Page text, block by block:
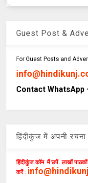
Guest Post &
For Guest Posts and
Contact WhatsApp
हिंदीकुंज में अपनी
हिंदीकुंज.कॉम में छपें. लाखों
करें :